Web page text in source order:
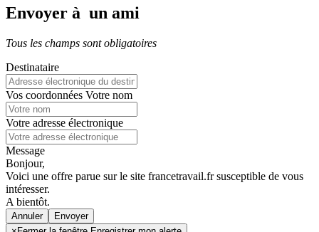
Envoyer à un ami
Tous les champs sont obligatoires
Destinataire
Vos coordonnées Votre nom
Votre adresse électronique
Message
Bonjour,
Voici une offre parue sur le site francetravail.fr susceptible de vous
intéresser.
A bientôt.
Annuler